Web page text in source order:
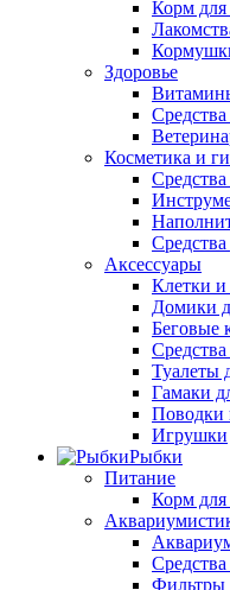
Корм для
Здоровье
Средства
Косметика и
Средства
Аксессуары
Клетки и
Домики
Беговые
Туалеты
Гамаки
Поводки
Игрушки
Рыбки
Питание
Корм
Фильтры